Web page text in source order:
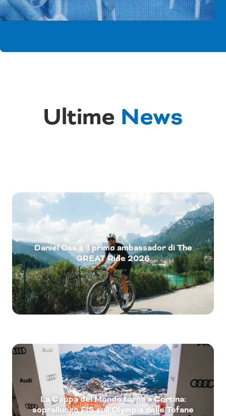
Ultime News
Daniel Oss è il primo ambassador di The
GREAT Ride 2026
La Coppa del Mondo torna a Cortina:
sopralluogo FIS sull’Olympia delle Tofane